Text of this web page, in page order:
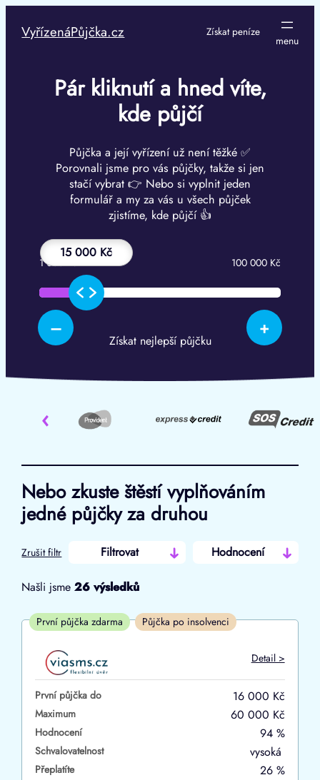
obsah
VyřízenáPůjčka.cz Získat peníze
Pár kliknutí a hned víte,
kde půjčí
Půjčka a její vyřízení už není těžké ✅
Porovnali jsme pro vás půjčky, takže si jen
stačí vybrat 👉 Nebo si vyplnit jeden
formulář a my za vás u všech půjček
zjistíme, kde půjčí 👍
15 000 Kč
– +
1 000 Kč 100 000 Kč
Získat nejlepší půjčku
‹
Nebo zkuste štěstí vyplňováním
jedné půjčky za druhou
Zrušit filtr Filtrovat Hodnocení
Od
První půjčka zdarma
–
ano
ne
Našli jsme26 výsledků
První půjčka zdarma Půjčka po insolvenci
Detail >
První půjčka do 16 000 Kč
Maximum 60 000 Kč
Hodnocení 94 %
Schvalovatelnost vysoká
Přeplatíte
26 %